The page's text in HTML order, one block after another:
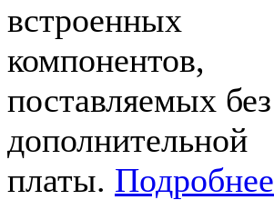
встроенных
компонентов,
поставляемых без
дополнительной
платы. Подробнее